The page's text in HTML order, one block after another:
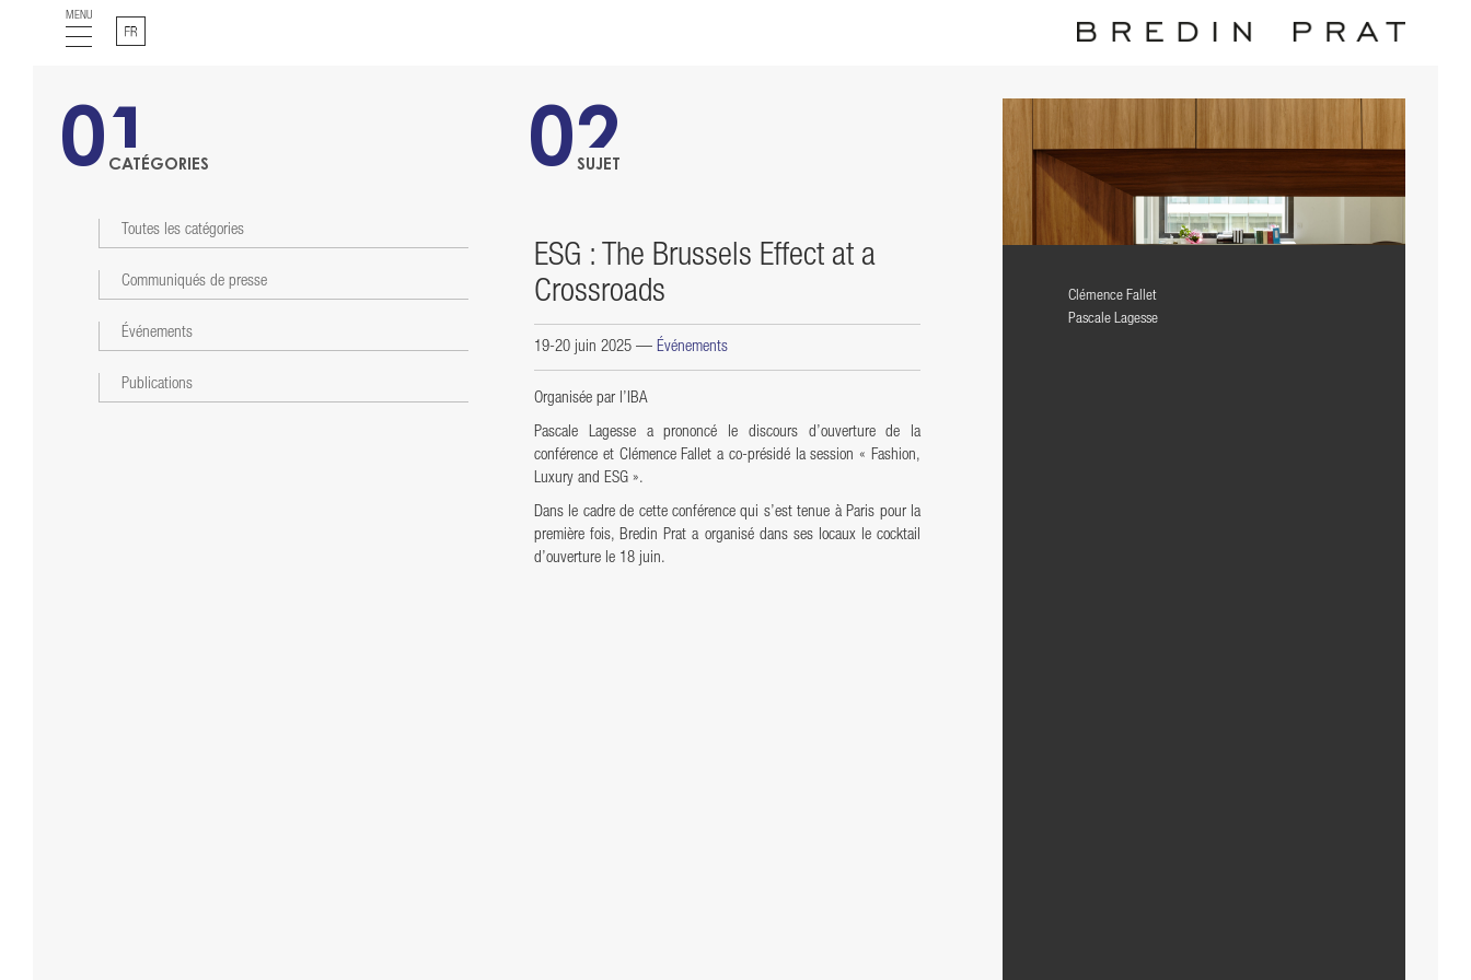
MENU Français
CATÉGORIES
01
Toutes les catégories
Communiqués de presse
Événements
Publications
SUJET
02
ESG : The Brussels Effect at a
Crossroads
19-20 juin 2025 — Événements
Organisée par l’IBA
Pascale Lagesse a prononcé le discours d’ouverture de la
conférence et Clémence Fallet a co-présidé la session « Fashion,
Luxury and ESG ».
Dans le cadre de cette conférence qui s’est tenue à Paris pour la
première fois, Bredin Prat a organisé dans ses locaux le cocktail
d’ouverture le 18 juin.
Clémence Fallet
Pascale Lagesse